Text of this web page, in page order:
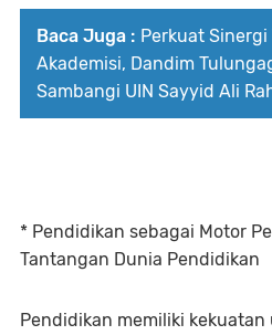
Baca Juga : Perkuat Sinergi
Akademisi, Dandim
Sambangi UIN Sayyid Ali
* Pendidikan sebagai Motor
Tantangan Dunia Pendidikan
Pendidikan memiliki